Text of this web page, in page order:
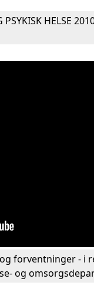
HELSE
forventninger - i
og